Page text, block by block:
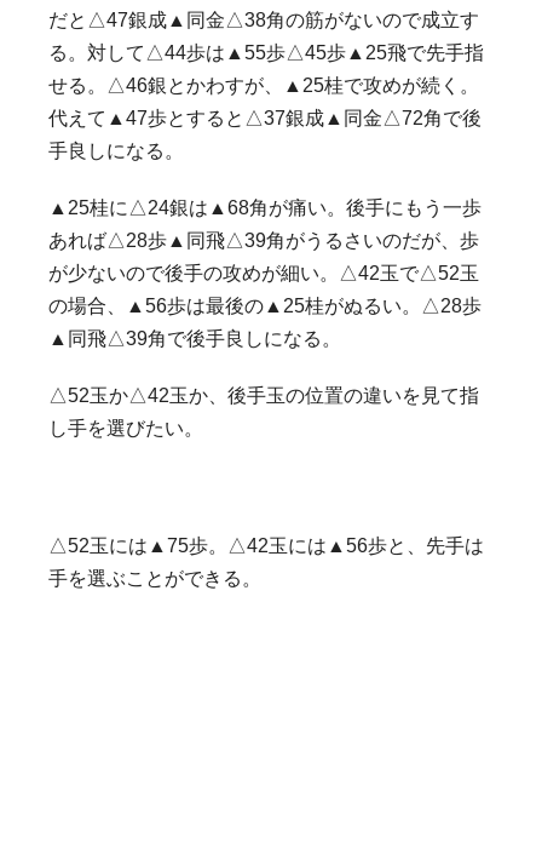
だと△47銀成▲同金△38角の筋がないので成立す
る。対して△44歩は▲55歩△45歩▲25飛で先手指
せる。△46銀とかわすが、▲25桂で攻めが続く。
代えて▲47歩とすると△37銀成▲同金△72角で後
手良しになる。
▲25桂に△24銀は▲68角が痛い。後手にもう一歩
あれば△28歩▲同飛△39角がうるさいのだが、歩
が少ないので後手の攻めが細い。△42玉で△52玉
の場合、▲56歩は最後の▲25桂がぬるい。△28歩
▲同飛△39角で後手良しになる。
△52玉か△42玉か、後手玉の位置の違いを見て指
し手を選びたい。
△52玉には▲75歩。△42玉には▲56歩と、先手は
手を選ぶことができる。